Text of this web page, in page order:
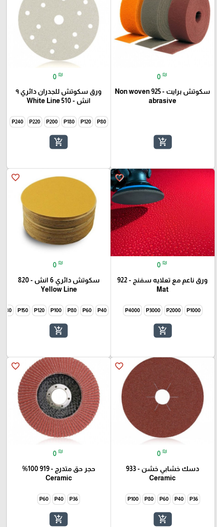
0 ₪
سكوتش برايت - 925 Non woven
abrasive
add_shopping_cart
0 ₪
ورق سكوتش للجدران دائري ٩
انش - 510 White Line
P80
P120
P180
P200
P220
P240
add_shopping_cart
favorite_border
0 ₪
ورق ناعم مع تعلايه سفنج - 922
Mat
P1000
P2000
P3000
P4000
add_shopping_cart
favorite_border
0 ₪
سكوتش دائري 6 انش - 820
Yellow Line
P40
P60
P80
P100
P120
P150
P180
add_shopping_cart
favorite_border
0 ₪
دسك خشابي خشن - 933
Ceramic
P36
P40
P60
P80
P100
add_shopping_cart
favorite_border
0 ₪
حجر حق متدرج - 919 100%
Ceramic
P36
P40
P60
add_shopping_cart